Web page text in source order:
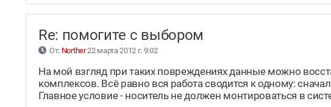
Re: помогите с выбором
От: Norther22 марта 2012 г. 9:02
На мой взгляд при таких повреждениях данные можно
комплексов. Всё равно вся работа сводится к одному:
Главное условие - носитель не должен монтироваться в